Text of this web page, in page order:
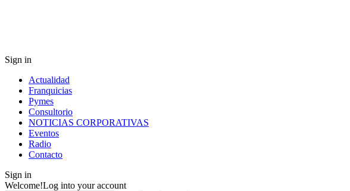
Sign in
Actualidad
Franquicias
Pymes
Consultorio
NOTICIAS CORPORATIVAS
Eventos
Radio
Contacto
Sign in
Welcome!Log into your account